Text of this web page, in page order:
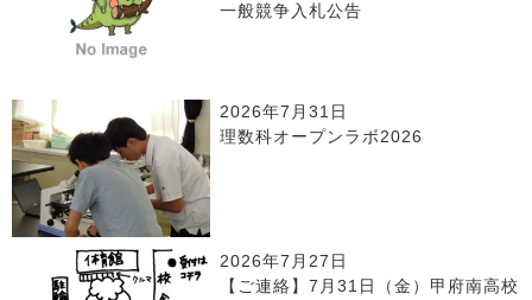
一般競争入札公告
2026年7月31日
理数科オープンラボ2026
2026年7月27日
【ご連絡】7月31日（金）甲府南高校